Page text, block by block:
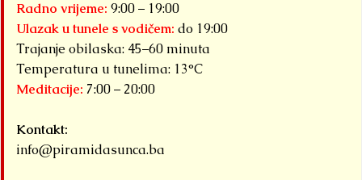
Radno vrijeme: 9:00 – 19:00
Ulazak u tunele s vodičem: do 19:00
Trajanje obilaska: 45–60 minuta
Temperatura u tunelima: 13°C
Meditacije: 7:00 – 20:00
Kontakt:
info@piramidasunca.ba